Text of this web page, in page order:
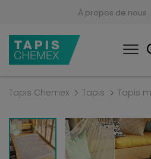
À propos de nous
Tapis Chemex Tapis Tapis